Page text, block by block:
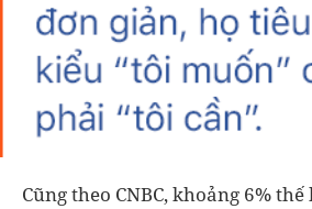
Cũng theo CNBC, khoảng 6%